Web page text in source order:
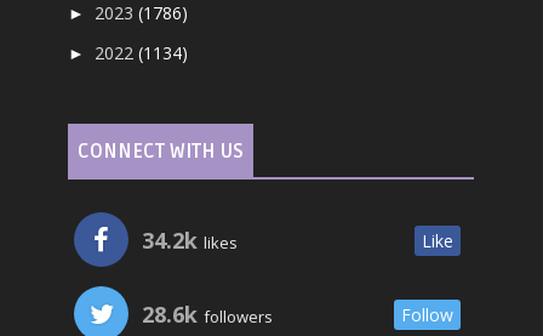
► 2023(1786)
► 2022(1134)
CONNECT WITH US
34.2k likes Like
28.6k followers Follow